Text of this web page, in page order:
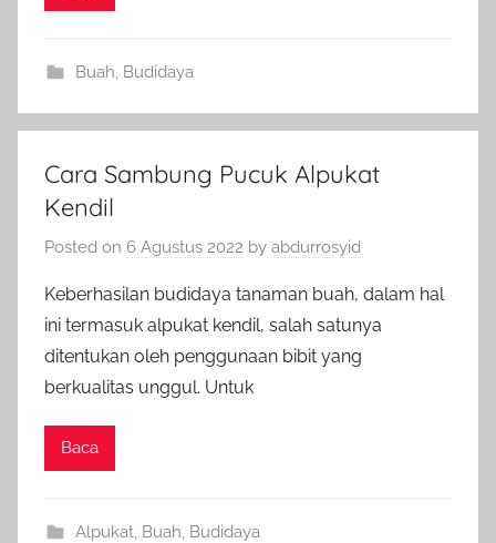
Buah, Budidaya
Cara Sambung Pucuk Alpukat
Kendil
Posted on 6 Agustus 2022 by abdurrosyid
Keberhasilan budidaya tanaman buah, dalam hal
ini termasuk alpukat kendil, salah satunya
ditentukan oleh penggunaan bibit yang
berkualitas unggul. Untuk
Baca
Alpukat, Buah Budidaya